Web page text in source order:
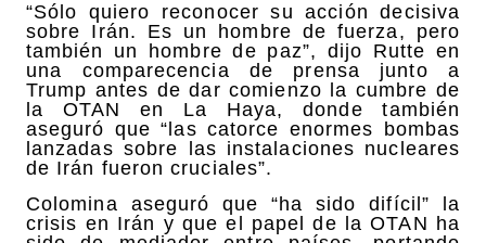
“Sólo quiero reconocer su acción decisiva
sobre Irán. Es un hombre de fuerza, pero
también un hombre de paz”, dijo Rutte en
una comparecencia de prensa junto a
Trump antes de dar comienzo la cumbre de
la OTAN en La Haya, donde también
aseguró que “las catorce enormes bombas
lanzadas sobre las instalaciones nucleares
de Irán fueron cruciales”.
Colomina aseguró que “ha sido difícil” la
crisis en Irán y que el papel de la OTAN ha